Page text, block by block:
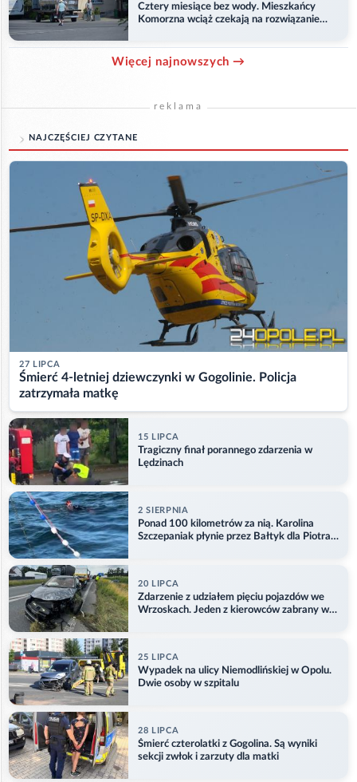
Cztery miesiące bez wody. Mieszkańcy
Komorzna wciąż czekają na rozwiązanie
Więcej najnowszych →
reklama
NAJCZĘŚCIEJ CZYTANE
27 LIPCA
Śmierć 4-letniej dziewczynki w Gogolinie. Policja
zatrzymała matkę
15 LIPCA
Tragiczny finał porannego zdarzenia w
Lędzinach
2 SIERPNIA
Ponad 100 kilometrów za nią. Karolina
Szczepaniak płynie przez Bałtyk dla Piotra.
20 LIPCA
Zdarzenie z udziałem pięciu pojazdów we
Wrzoskach. Jeden z kierowców zabrany w
25 LIPCA
Wypadek na ulicy Niemodlińskiej w Opolu.
Dwie osoby w szpitalu
28 LIPCA
Śmierć czterolatki z Gogolina. Są wyniki
sekcji zwłok i zarzuty dla matki